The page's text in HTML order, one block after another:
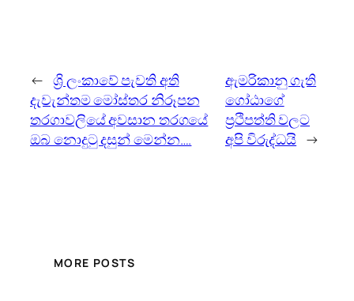
← ශ්‍රි ලංකාවේ පැවති අති
දැවැන්තම මෝස්තර නිරූපන
තරගාවලියේ අවසාන තරගයේ
ඔබ නොදුටු දසුන් මෙන්න….
ඇමරිකානු ගැති
ගෝඨාගේ
ප්‍රථිපත්ති වලට
අපි විරුද්ධයි →
MORE POSTS